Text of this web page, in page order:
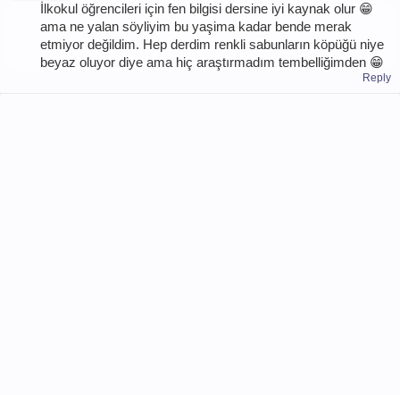
İlkokul öğrencileri için fen bilgisi dersine iyi kaynak olur 😁
ama ne yalan söyliyim bu yaşima kadar bende merak
etmiyor değildim. Hep derdim renkli sabunların köpüğü niye
beyaz oluyor diye ama hiç araştırmadım tembelliğimden 😁
Reply